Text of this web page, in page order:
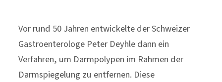
Vor rund 50 Jahren entwickelte der Schweizer
Gastroenterologe Peter Deyhle dann ein
Verfahren, um Darmpolypen im Rahmen der
Darmspiegelung zu entfernen. Diese